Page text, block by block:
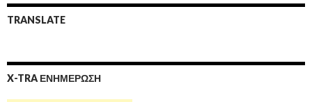
TRANSLATE
X-TRA ΕΝΗΜΕΡΩΣΗ